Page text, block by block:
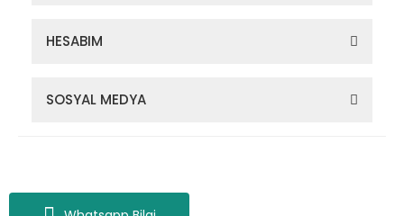
HESABIM
SOSYAL MEDYA